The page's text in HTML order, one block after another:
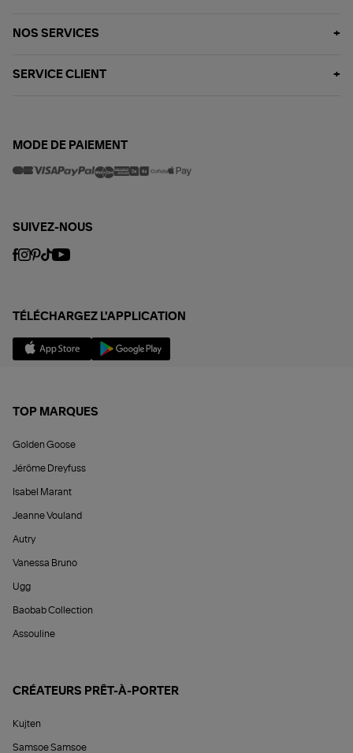
NOS SERVICES
SERVICE CLIENT
MODE DE PAIEMENT
SUIVEZ-NOUS
TÉLÉCHARGEZ L'APPLICATION
TOP MARQUES
Golden Goose
Jérôme Dreyfuss
Isabel Marant
Jeanne Vouland
Autry
Vanessa Bruno
Ugg
Baobab Collection
Assouline
CRÉATEURS PRÊT-À-PORTER
Kujten
Samsoe Samsoe